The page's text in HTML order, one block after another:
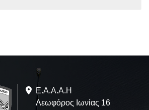
Ε.A.Α.Α.Η
Λεωφόρος Ιωνίας 16